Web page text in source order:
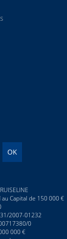
OK
Capital de 150 000 €
2007-01232
0
000 €